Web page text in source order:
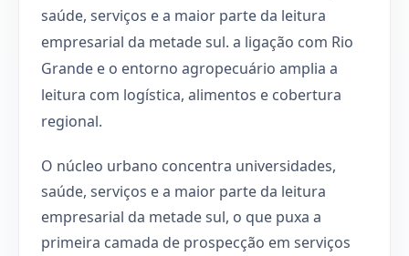
saúde, serviços e a maior parte da leitura
empresarial da metade sul. a ligação com Rio
Grande e o entorno agropecuário amplia a
leitura com logística, alimentos e cobertura
regional.
O núcleo urbano concentra universidades,
saúde, serviços e a maior parte da leitura
empresarial da metade sul, o que puxa a
primeira camada de prospecção em serviços